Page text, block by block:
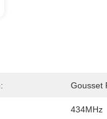
Gousset
434MHz